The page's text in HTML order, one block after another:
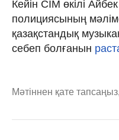
Кейін СІМ өкілі
полициясының
қазақстандық
себеп болғанын
Мәтіннен қате тапсаңыз,